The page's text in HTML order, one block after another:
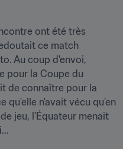
ont été très
ce match
Au coup d'envoi,
pour la Coupe du
de connaître pour la
qu'elle n'avait vécu qu'en
jeu, l'Équateur menait